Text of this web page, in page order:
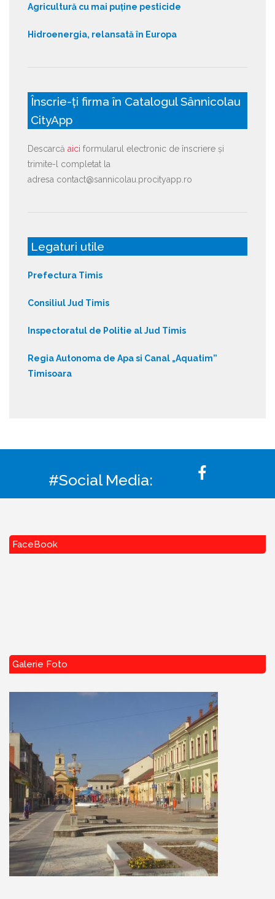
Agricultură cu mai puține pesticide
Hidroenergia, relansată în Europa
Înscrie-ți firma în Catalogul Sânnicolau
CityApp
Descarcă aici formularul electronic de înscriere și
trimite-l completat la
adresa contact@sannicolau.procityapp.ro
Legaturi utile
Prefectura Timis
Consiliul Jud Timis
Inspectoratul de Politie al Jud Timis
Regia Autonoma de Apa si Canal „Aquatim”
Timisoara
#Social Media:
FaceBook
Galerie Foto